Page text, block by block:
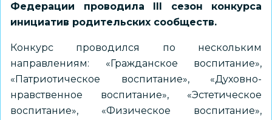
Федерации проводила III сезон конкурса
инициатив родительских сообществ.
Конкурс проводился по нескольким
направлениям: «Гражданское воспитание»,
«Патриотическое воспитание», «Духовно-
нравственное воспитание», «Эстетическое
воспитание», «Физическое воспитание»,